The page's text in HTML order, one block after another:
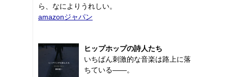
ら、なによりうれしい。
amazonジャパン
ヒップホップの詩人たち
いちばん刺激的な音楽は路上に落
ちている――。